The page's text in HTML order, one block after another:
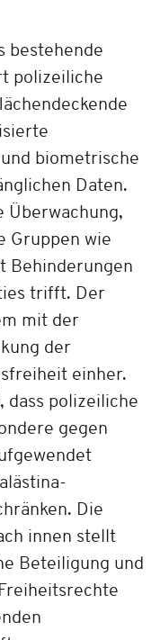
bestehende
polizeiliche
biometrische
Daten.
Überwachung,
Gruppen wie
Behinderungen
trifft. Der
mit der
der
einher.
dass polizeiliche
gegen
Die
innen stellt
Beteiligung und